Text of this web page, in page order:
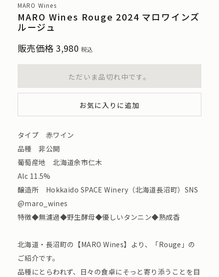
MARO Wines
MARO Wines Rouge 2024 マロワインズ
ルージュ
販売価格 3,980 税込
ただいま品切れ中です。
お気に入りに追加
タイプ 赤ワイン
品種 非公開
葡萄産地 北海道余市仁木
Alc 11.5%
醸造所 Hokkaido SPACE Winery（北海道長沼町）SNS
@maro_wines
特徴◆無濾過◆野生酵母◆優しいタンニン◆熟成香
北海道・長沼町の【MARO Wines】より、「Rouge」の
ご紹介です。
品種にとらわれず、日々の食卓にそっと寄り添うことを目